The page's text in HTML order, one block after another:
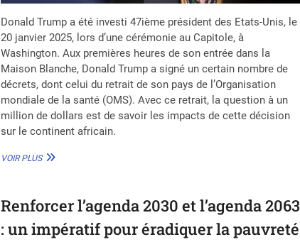
Donald Trump a été investi 47ième président des Etats-Unis, le
20 janvier 2025, lors d’une cérémonie au Capitole, à
Washington. Aux premières heures de son entrée dans la
Maison Blanche, Donald Trump a signé un certain nombre de
décrets, dont celui du retrait de son pays de l’Organisation
mondiale de la santé (OMS). Avec ce retrait, la question à un
million de dollars est de savoir les impacts de cette décision
sur le continent africain.
VOIR PLUSRETRAIT
DE
:
Renforcer l’agenda 2030 et l’agenda 2063
: un impératif pour éradiquer la pauvreté